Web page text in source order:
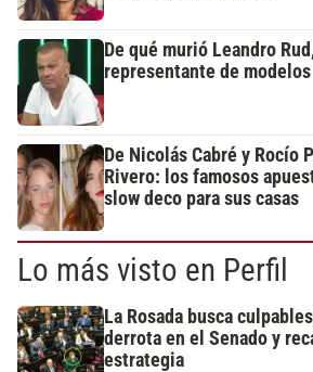
De qué murió Leandro
representante de modelos
De Nicolás Cabré y Rocío
Rivero: los famosos
slow deco para sus casas
Lo más visto en Perfil
La Rosada busca
derrota en el Senado y
estrategia